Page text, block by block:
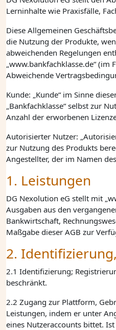
Lerninhalte wie Praxisfälle,
Diese Allgemeinen
die Nutzung der Produkte,
abweichenden Regelungen
„www.bankfachklasse.de“
Abweichende
Kunde: „Kunde“ im Sinne
„Bankfachklasse“ selbst zur
Anzahl der erworbenen
Autorisierter Nutzer:
zur Nutzung des Produkts
Angestellter, der im Namen
1. Leistungen
DG Nexolution eG stellt mit
Ausgaben aus den
Bankwirtschaft,
Maßgabe dieser AGB zur
2.
2.1 Identifizierung;
beschränkt.
2.2 Zugang zur Plattform,
Leistungen, indem er unter
eines Nutzeraccounts bittet.